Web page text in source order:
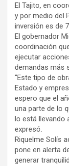
El Tajito, en
y por medio del
inversión es de
El gobernador
coordinación
ejecutar
demandas más
“Este tipo de
Estado y
espero que el
una parte de lo
lo está llevando
expresó.
Riquelme Solís
pone en alerta
generar